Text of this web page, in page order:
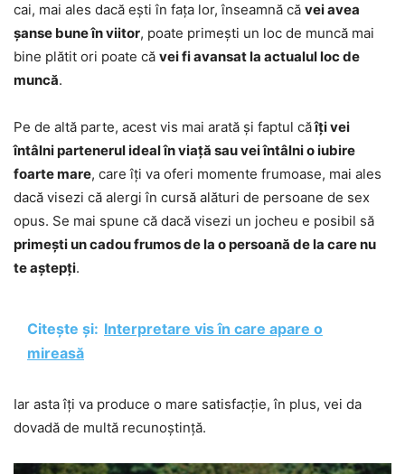
cai, mai ales dacă ești în fața lor, înseamnă că vei avea
șanse bune în viitor, poate primești un loc de muncă mai
bine plătit ori poate că vei fi avansat la actualul loc de
muncă.
Pe de altă parte, acest vis mai arată și faptul căîți vei
întâlni partenerul ideal în viață sau vei întâlni o iubire
foarte mare, care îți va oferi momente frumoase, mai ales
dacă visezi că alergi în cursă alături de persoane de sex
opus. Se mai spune că dacă visezi un jocheu e posibil să
primești un cadou frumos de la o persoană de la care nu
te aștepți.
Citește și: Interpretare vis în care apare o
mireasă
Iar asta îți va produce o mare satisfacție, în plus, vei da
dovadă de multă recunoștință.